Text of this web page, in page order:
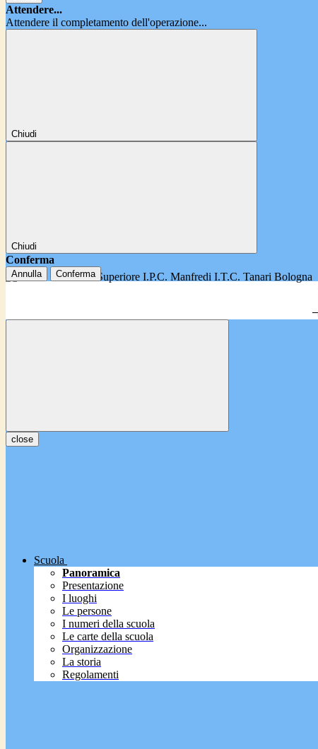
Attendere...
Attendere il completamento dell'operazione...
Chiudi
Chiudi
Conferma
Annulla Conferma
close
Scuola
Panoramica
Presentazione
I luoghi
Le persone
I numeri della scuola
Le carte della scuola
Organizzazione
La storia
Regolamenti